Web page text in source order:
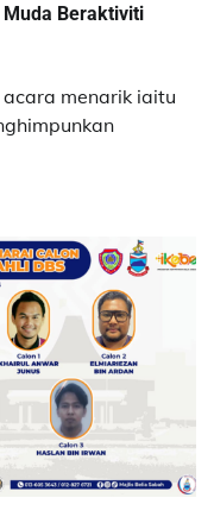
Beraktiviti
menarik iaitu